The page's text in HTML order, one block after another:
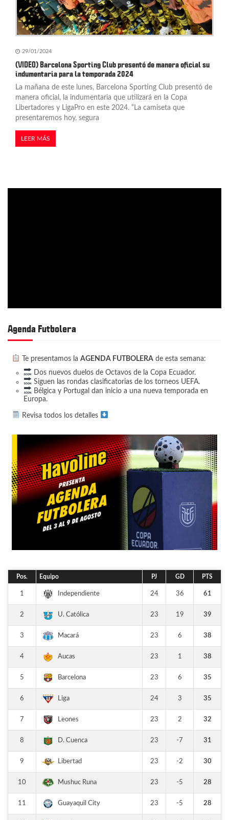
29/01/2024
(VIDEO) Barcelona Sporting Club presentó de manera oficial su
indumentaria para la temporada 2024
La mañana de este lunes, Barcelona Sporting Club presentó de
manera oficial, la indumentaria que utilizará en la Copa
Libertadores y LigaPro en este 2024. “La camiseta que
presentaremos hoy, segura
LEER MÁS
Agenda Futbolera
Te presentamos la AGENDA FUTBOLERAde esta semana:
Dos nuevos duelos de Octavos de la Copa Ecuador.
Siguen las rondas clasificatorias de los torneos UEFA.
Bélgica y Portugal dan inicio a una nueva temporada en
Europa.
Revisa todos los detalles
Pos. Equipo PJ GD PTS
1 Independiente 24 36 61
2 U. Católica 23 19 39
3 Macará 23 6 38
4 Aucas 23 1 38
5 Barcelona 23 6 35
6 Liga 24 3 35
7 Leones 23 2 32
8 D. Cuenca 23 -7 31
9 Libertad 23 -2 30
10 Mushuc Runa 23 -5 28
11 Guayaquil City 23 -5 28